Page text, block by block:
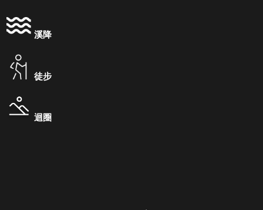
溪降
徒步
迴圈